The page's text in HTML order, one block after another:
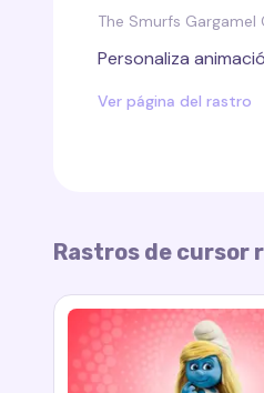
The Smurfs Gargamel
Personaliza
Ver página del rastro
Rastros de cursor